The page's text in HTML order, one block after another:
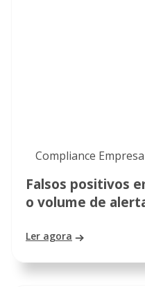
Compliance
Falsos positivos
o volume de
Ler agora